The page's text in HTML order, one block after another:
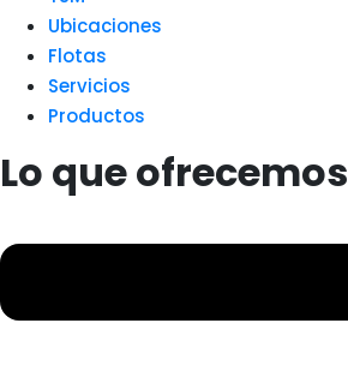
Ubicaciones
Flotas
Servicios
Productos
Lo que ofrecemos